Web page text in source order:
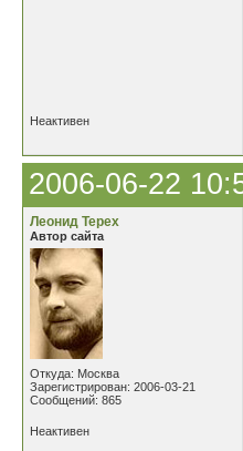
Неактивен
2006-06-22
Леонид Терех
Автор сайта
Откуда: Москва
Зарегистрирован: 2006-03-21
Сообщений: 865
Неактивен